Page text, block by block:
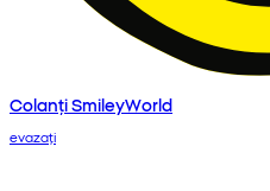
Colanți SmileyWorld
evazați